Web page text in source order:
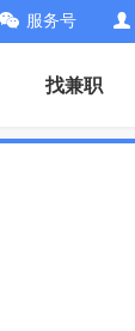
服务号
找兼职